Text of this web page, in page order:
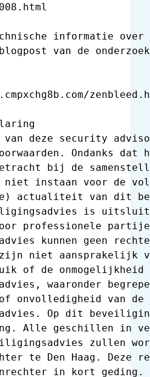
informatie over
van de
van deze security
Ondanks dat
bij de
niet instaan voor de
actualiteit van dit
is
professionele
kunnen geen
niet aansprakelijk
of de onmogelijkheid
waaronder
onvolledigheid van de
Op dit
Alle geschillen in
zullen
te Den Haag. Deze
in kort geding.